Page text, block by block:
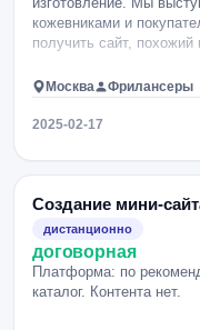
кожевниками и
получить сайт,
Москва Фрилансеры
2025-02-17
Создание мини-
дистанционно
договорная
Платформа: по
каталог. Контента нет.